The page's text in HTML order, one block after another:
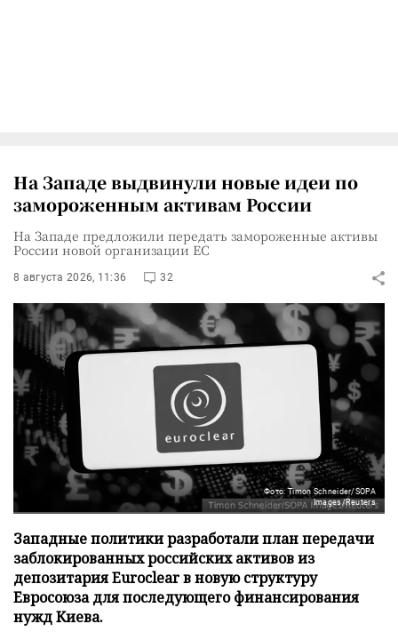
На Западе выдвинули новые идеи по
замороженным активам России
На Западе предложили передать замороженные активы
России новой организации ЕС
8 августа 2026, 11:36 32
Фото: Timon Schneider/SOPA
Images/Reuters
Западные политики разработали план передачи
заблокированных российских активов из
депозитария Euroclear в новую структуру
Евросоюза для последующего финансирования
нужд Киева.